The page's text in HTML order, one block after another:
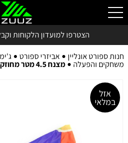
הצטרפו למועדון הלקוחות
חנות ספורט אונליין אביזרי ספורט
משחקים והפעלה מצנח 4.5 מטר מחוזק PACE
אזל
במלאי